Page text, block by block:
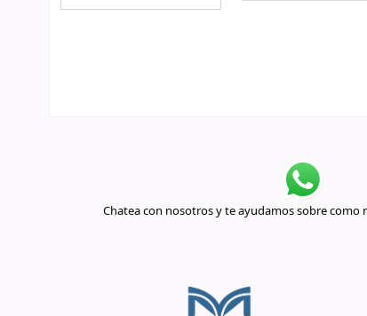
Chatea con nosotros y te ayudamos sobre como